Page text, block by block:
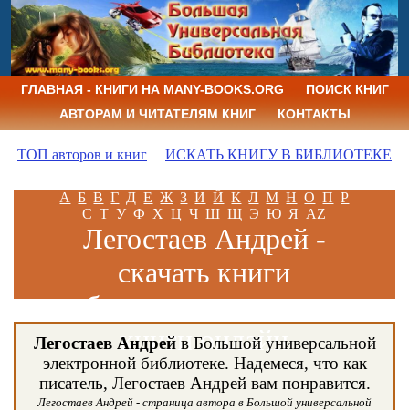
ГЛАВНАЯ - КНИГИ НА MANY-BOOKS.ORG
ПОИСК КНИГ
АВТОРАМ И ЧИТАТЕЛЯМ КНИГ
КОНТАКТЫ
ТОП авторов и книг ИСКАТЬ КНИГУ В БИБЛИОТЕКЕ
А Б В Г Д Е Ж З И Й К Л М Н О П Р
С Т У Ф Х Ц Ч Ш Щ Э Ю Я AZ
Легостаев Андрей -
скачать книги
бесплатно и читать
книги онлайн
Легостаев Андрейв Большой универсальной
электронной библиотеке. Надемеся, что как
писатель, Легостаев Андрей вам понравится.
Легостаев Андрей - страница автора в Большой универсальной